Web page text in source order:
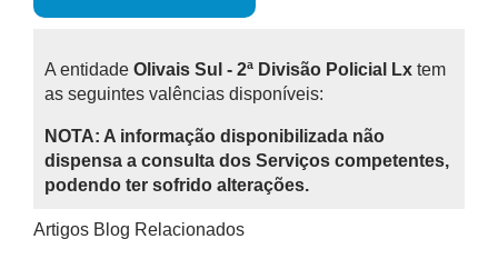
A entidade Olivais Sul - 2ª Divisão Policial Lx tem
as seguintes valências disponíveis:
NOTA: A informação disponibilizada não
dispensa a consulta dos Serviços competentes,
podendo ter sofrido alterações.
Artigos Blog Relacionados